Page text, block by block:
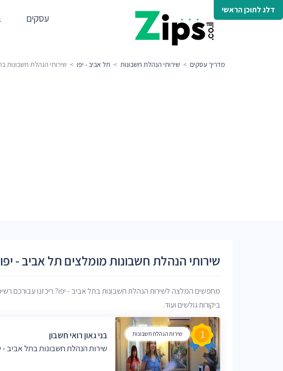
דלג לתוכן הראשי
עסקים
מדריך עסקים > שירותי הנהלת חשבונות > תל אביב - יפו > שירותי הנהלת חשבונות
שירותי הנהלת חשבונות מומלצים תל אביב - יפו
מחפשים המלצה לשירות הנהלת חשבונות בתל אביב - יפו? ריכזנו עבורכם
ביקורות גולשים ועוד.
שירות הנהלת חשבונות 1
בני גאון רואי חשבון
שירות הנהלת חשבונות בתל אביב -